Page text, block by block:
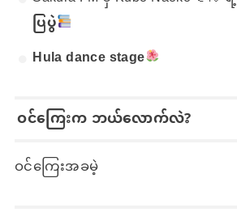
ပြပွဲ
Hula dance stage
ဝင်ကြေးက ဘယ်လောက်လဲ?
ဝင်ကြေးအခမဲ့